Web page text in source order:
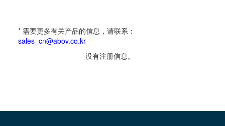
* 需要更多有关产品的信息，请联系：
sales_cn@abov.co.kr
没有注册信息。